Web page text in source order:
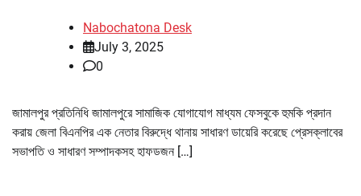
Nabochatona Desk
July 3, 2025
0
জামালপুর প্রতিনিধি জামালপুরে সামাজিক যোগাযোগ মাধ্যম ফেসবুকে হুমকি প্রদান
করায় জেলা বিএনপির এক নেতার বিরুদ্ধে থানায় সাধারণ ডায়েরি করেছে প্রেসক্লাবের
সভাপতি ও সাধারণ সম্পাদকসহ হাফডজন […]